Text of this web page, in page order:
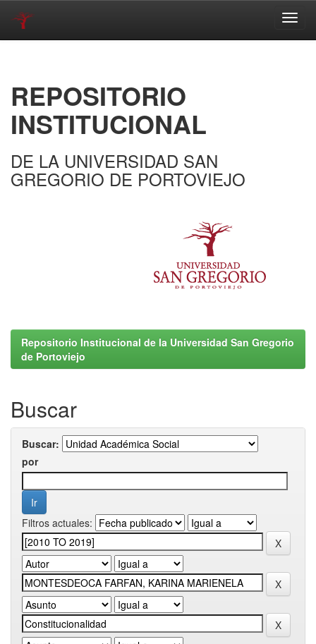
REPOSITORIO
INSTITUCIONAL
DE LA UNIVERSIDAD SAN
GREGORIO DE PORTOVIEJO
Repositorio Institucional de la Universidad San Gregorio
de Portoviejo
Buscar
Buscar:
por
Filtros actuales: